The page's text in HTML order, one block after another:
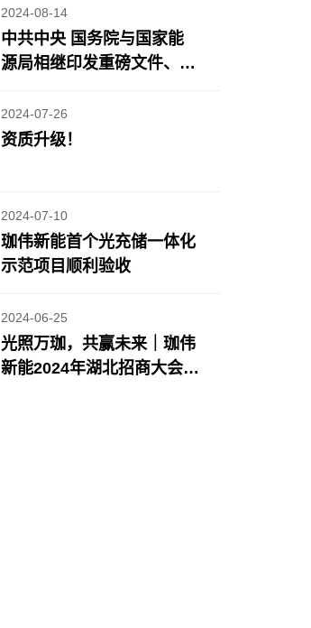
《2024年7月份能源生产情
况》发布……
2024-08-14
中共中央 国务院与国家能
源局相继印发重磅文件、
2024-07-26
资质升级！
2024-07-10
珈伟新能首个光充储一体化
示范项目顺利验收
2024-06-25
光照万珈，共赢未来｜珈伟
新能2024年湖北招商大会圆